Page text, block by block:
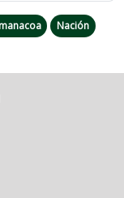
Nación